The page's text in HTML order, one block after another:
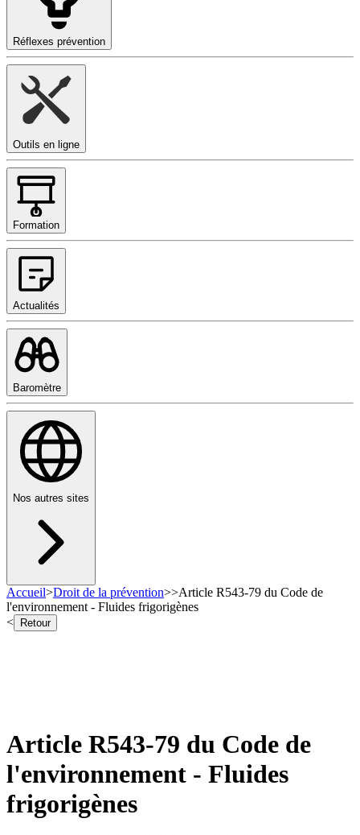
Réflexes prévention
Outils en ligne
Formation
Actualités
Baromètre
Nos autres sites
Accueil>Droit de la prévention>>Article R543-79 du Code de
l'environnement - Fluides frigorigènes
<
Retour
Article R543-79 du Code de
l'environnement - Fluides
frigorigènes